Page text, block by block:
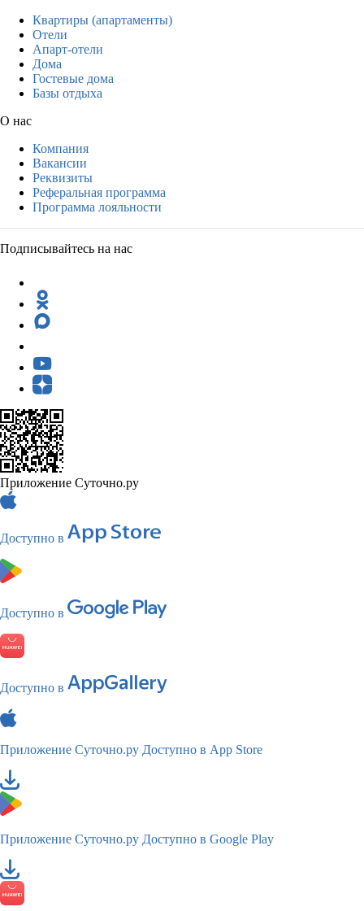
Квартиры (апартаменты)
Отели
Апарт-отели
Дома
Гостевые дома
Базы отдыха
О нас
Компания
Вакансии
Реквизиты
Реферальная программа
Программа лояльности
Подписывайтесь на нас
Приложение Суточно.ру
Доступно в
Доступно в
Доступно в
Приложение Суточно.ру Доступно в App Store
Приложение Суточно.ру Доступно в Google Play